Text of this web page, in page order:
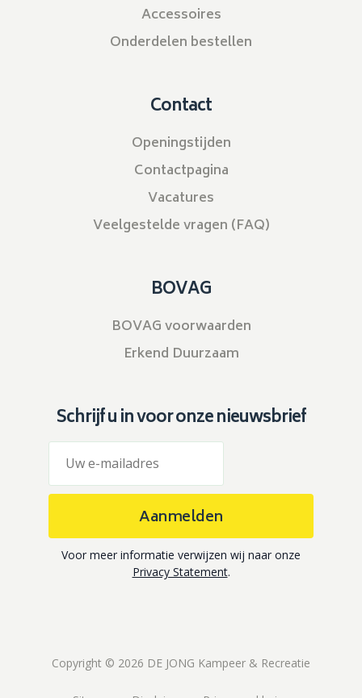
Accessoires
Onderdelen bestellen
Contact
Openingstijden
Contactpagina
Vacatures
Veelgestelde vragen (FAQ)
BOVAG
BOVAG voorwaarden
Erkend Duurzaam
Schrijf u in voor onze nieuwsbrief
Aanmelden
Voor meer informatie verwijzen wij naar onze
Privacy Statement.
Copyright © 2026 DE JONG Kampeer & Recreatie